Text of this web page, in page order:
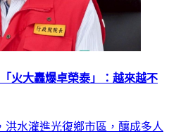
火大轟爆卓榮泰」：越來越不
水灌進光復鄉市區，釀成多人